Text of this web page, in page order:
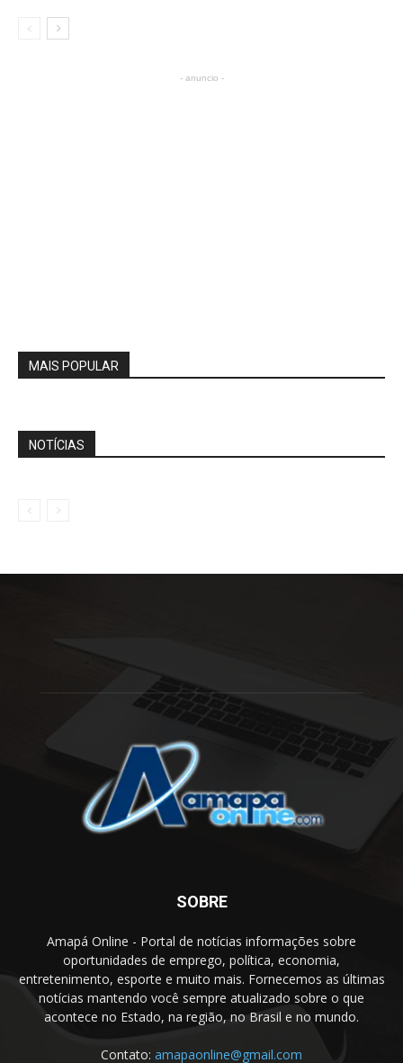
- anuncio -
MAIS POPULAR
NOTÍCIAS
SOBRE
Amapá Online - Portal de notícias informações sobre
oportunidades de emprego, política, economia,
entretenimento, esporte e muito mais. Fornecemos as últimas
notícias mantendo você sempre atualizado sobre o que
acontece no Estado, na região, no Brasil e no mundo.
Contato: amapaonline@gmail.com